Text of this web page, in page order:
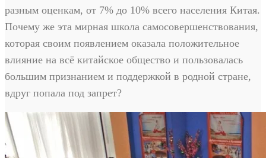
разным оценкам, от 7% до 10% всего населения Китая.
Почему же эта мирная школа самосовершенствования,
которая своим появлением оказала положительное
влияние на всё китайское общество и пользовалась
большим признанием и поддержкой в родной стране,
вдруг попала под запрет?